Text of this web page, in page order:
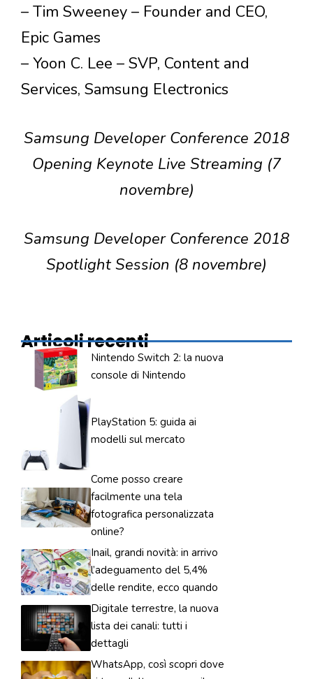
– Tim Sweeney – Founder and CEO,
Epic Games
– Yoon C. Lee – SVP, Content and
Services, Samsung Electronics
Samsung Developer Conference 2018
Opening Keynote Live Streaming (7
novembre)
Samsung Developer Conference 2018
Spotlight Session (8 novembre)
Articoli recenti
Nintendo Switch 2: la nuova
console di Nintendo
PlayStation 5: guida ai
modelli sul mercato
Come posso creare
facilmente una tela
fotografica personalizzata
online?
Inail, grandi novità: in arrivo
l’adeguamento del 5,4%
delle rendite, ecco quando
Digitale terrestre, la nuova
lista dei canali: tutti i
dettagli
WhatsApp, così scopri dove